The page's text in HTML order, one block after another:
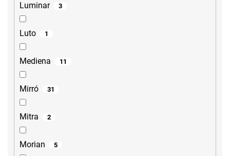
Luminar 3
Luto 1
Mediena 11
Mirró 31
Mitra 2
Morian 5